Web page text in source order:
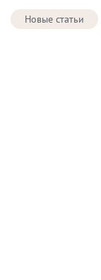
Новые статьи